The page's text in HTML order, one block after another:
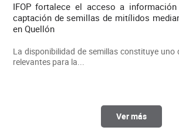
IFOP fortalece el acceso a
captación de semillas de mitílidos
en Quellón
La disponibilidad de semillas constituye
relevantes para la...
Ver más